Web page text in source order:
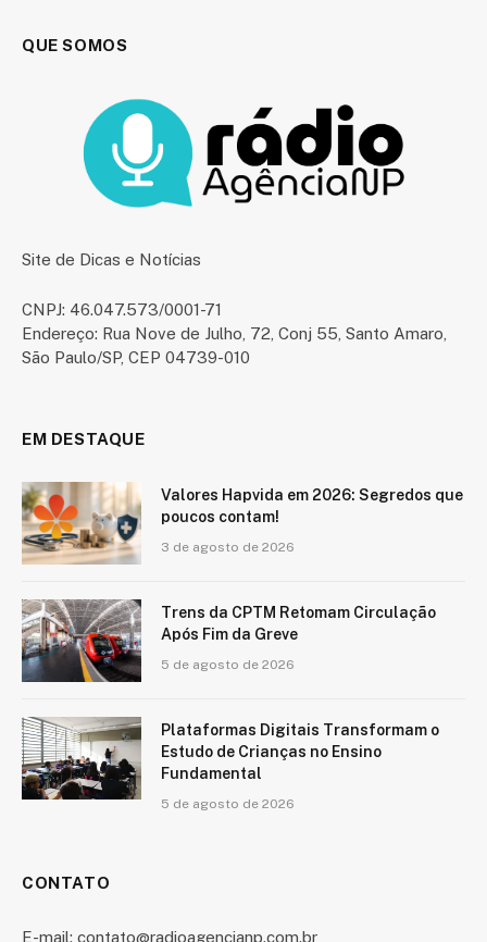
QUE SOMOS
Site de Dicas e Notícias
CNPJ: 46.047.573/0001-71
Endereço: Rua Nove de Julho, 72, Conj 55, Santo Amaro,
São Paulo/SP, CEP 04739-010
EM DESTAQUE
Valores Hapvida em 2026: Segredos que
poucos contam!
3 de agosto de 2026
Trens da CPTM Retomam Circulação
Após Fim da Greve
5 de agosto de 2026
Plataformas Digitais Transformam o
Estudo de Crianças no Ensino
Fundamental
5 de agosto de 2026
CONTATO
E-mail: contato@radioagencianp.com.br